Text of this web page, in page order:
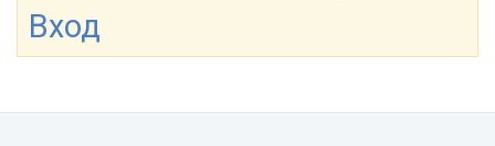
Вход